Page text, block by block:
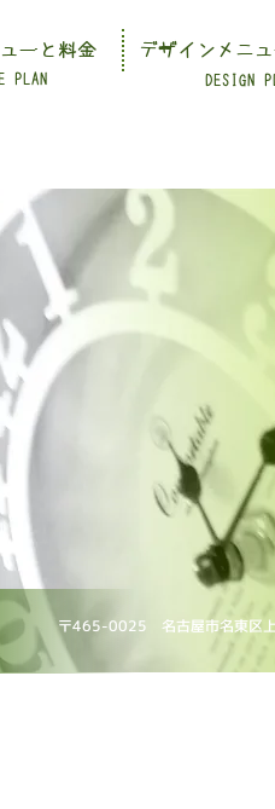
PLAN DESIGN
ーと料金 デザインメニ
〒465-0025 名古屋市名東区